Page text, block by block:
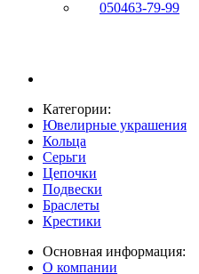
050463-79-99
Категории:
Ювелирные украшения
Кольца
Серьги
Цепочки
Подвески
Браслеты
Крестики
Основная информация:
О компании